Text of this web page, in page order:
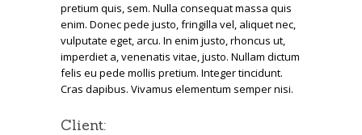
pretium quis, sem. Nulla consequat massa quis
enim. Donec pede justo, fringilla vel, aliquet nec,
vulputate eget, arcu. In enim justo, rhoncus ut,
imperdiet a, venenatis vitae, justo. Nullam dictum
felis eu pede mollis pretium. Integer tincidunt.
Cras dapibus. Vivamus elementum semper nisi.
Client: